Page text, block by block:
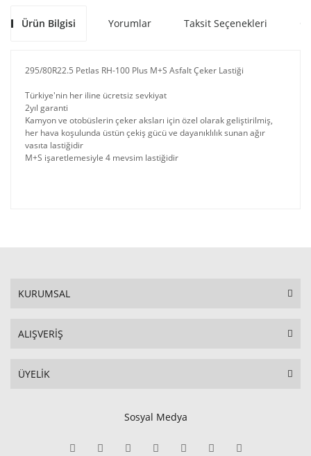
Ürün Bilgisi Yorumlar Taksit Seçenekleri
295/80R22.5 Petlas RH-100 Plus M+S Asfalt Çeker Lastiği
Türkiye'nin her iline ücretsiz sevkiyat
2yıl garanti
Kamyon ve otobüslerin çeker aksları için özel olarak geliştirilmiş,
her hava koşulunda üstün çekiş gücü ve dayanıklılık sunan ağır
vasıta lastiğidir
M+S işaretlemesiyle 4 mevsim lastiğidir
KURUMSAL
ALIŞVERİŞ
ÜYELİK
Sosyal Medya